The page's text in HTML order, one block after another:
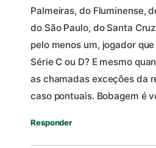
Palmeiras, do Fluminense,
do São Paulo, do Santa
pelo menos um, jogador
Série C ou D? E mesmo
as chamadas exceções da
caso pontuais. Bobagem é
Responder